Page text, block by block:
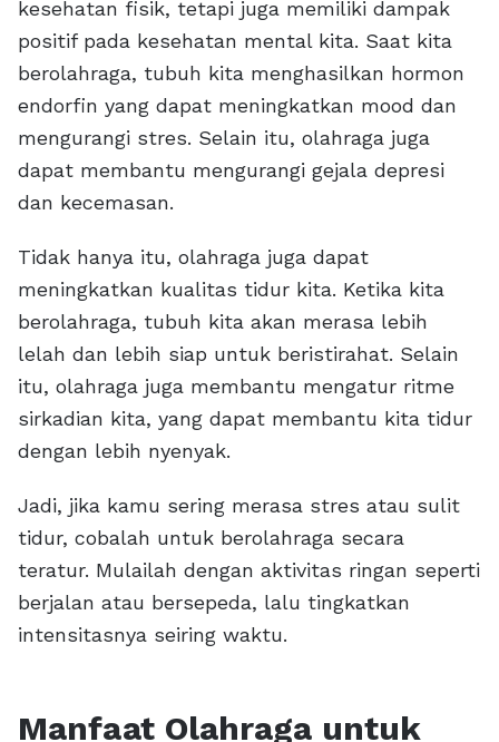
kesehatan fisik, tetapi juga memiliki dampak
positif pada kesehatan mental kita. Saat kita
berolahraga, tubuh kita menghasilkan hormon
endorfin yang dapat meningkatkan mood dan
mengurangi stres. Selain itu, olahraga juga
dapat membantu mengurangi gejala depresi
dan kecemasan.
Tidak hanya itu, olahraga juga dapat
meningkatkan kualitas tidur kita. Ketika kita
berolahraga, tubuh kita akan merasa lebih
lelah dan lebih siap untuk beristirahat. Selain
itu, olahraga juga membantu mengatur ritme
sirkadian kita, yang dapat membantu kita tidur
dengan lebih nyenyak.
Jadi, jika kamu sering merasa stres atau sulit
tidur, cobalah untuk berolahraga secara
teratur. Mulailah dengan aktivitas ringan seperti
berjalan atau bersepeda, lalu tingkatkan
intensitasnya seiring waktu.
Manfaat Olahraga untuk